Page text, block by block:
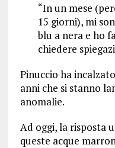
“In un mese
15 giorni), mi
blu a nera e ho
chiedere
Pinuccio ha
anni che si stanno
anomalie.
Ad oggi, la risposta
queste acque